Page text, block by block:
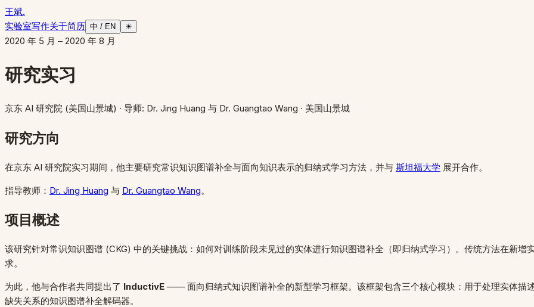
王斌.
实验室写作关于简历 中 / EN ☀
2020 年 5 月 – 2020 年 8 月
研究实习
京东 AI 研究院 (美国山景城) · 导师: Dr. Jing Huang 与 Dr. Guangtao Wang · 美国山景城
研究方向
在京东 AI 研究院实习期间，他主要研究常识知识图谱补全与面向知识表示的归纳式学习方法，并与 斯坦福大学 展开合作。
指导教师： Dr. Jing Huang 与 Dr. Guangtao Wang。
项目概述
该研究针对常识知识图谱 (CKG) 中的关键挑战：如何对训练阶段未见过的实体进行知识图谱补全（即归纳式学习）。传统方法在新
求。
为此，他与合作者共同提出了 InductivE —— 面向归纳式知识图谱补全的新型学习框架。该框架包含三个核心模块：用于处理实体描
缺失关系的知识图谱补全解码器。